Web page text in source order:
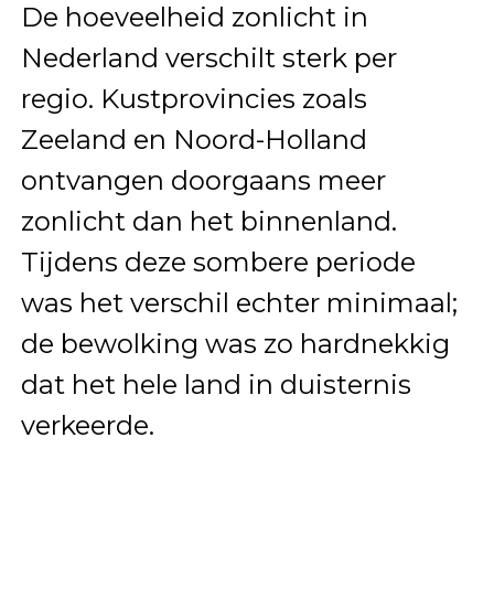
De hoeveelheid zonlicht in
Nederland verschilt sterk per
regio. Kustprovincies zoals
Zeeland en Noord-Holland
ontvangen doorgaans meer
zonlicht dan het binnenland.
Tijdens deze sombere periode
was het verschil echter minimaal;
de bewolking was zo hardnekkig
dat het hele land in duisternis
verkeerde.